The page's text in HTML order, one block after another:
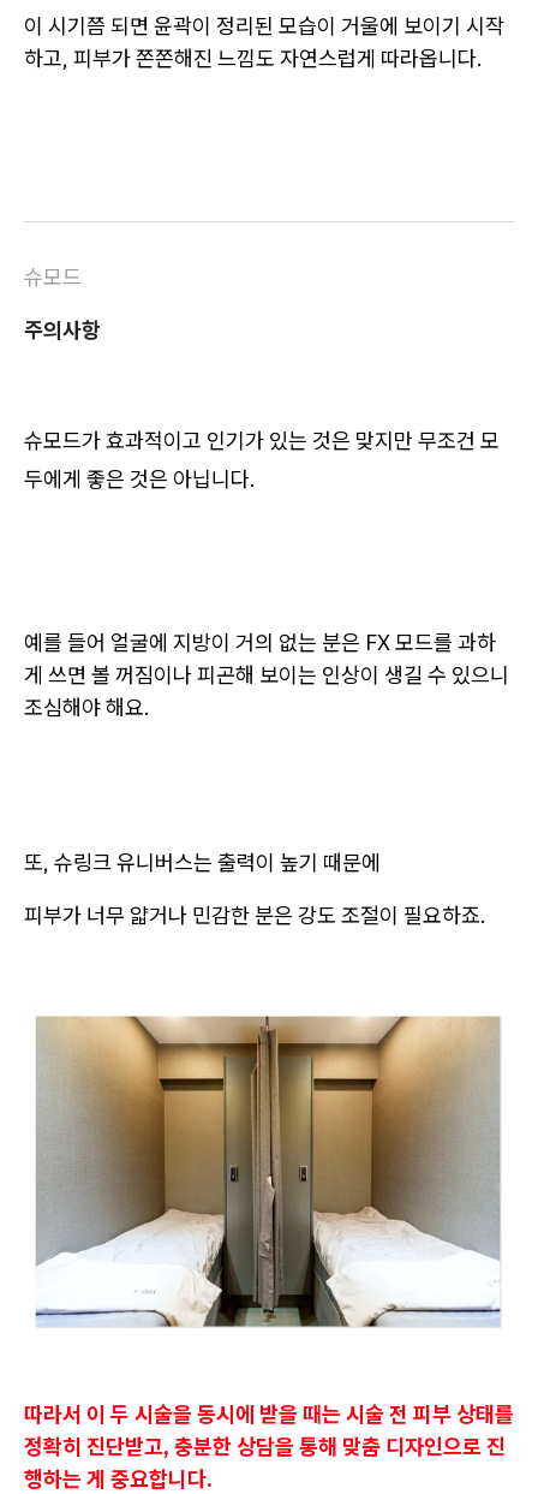
이 시기쯤 되면 윤곽이 정리된 모습이 거울에 보이기 시작
하고, 피부가 쫀쫀해진 느낌도 자연스럽게 따라옵니다. ​
슈모드
주의사항
슈모드가 효과적이고 인기가 있는 것은 맞지만 무조건 모
두에게 좋은 것은 아닙니다.
예를 들어 얼굴에 지방이 거의 없는 분은 FX 모드를 과하
게 쓰면 볼 꺼짐이나 피곤해 보이는 인상이 생길 수 있으니
조심해야 해요.
또, 슈링크 유니버스는 출력이 높기 때문에
피부가 너무 얇거나 민감한 분은 강도 조절이 필요하죠.
따라서 이 두 시술을 동시에 받을 때는 시술 전 피부 상태를
정확히 진단받고, 충분한 상담을 통해 맞춤 디자인으로 진
행하는 게 중요합니다.